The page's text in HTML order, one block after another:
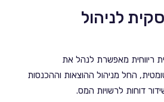
לניהול
ריווחית מאפשרת לנהל את
החל מניהול ההוצאות וההכנסות
דוחות לרשויות המס.